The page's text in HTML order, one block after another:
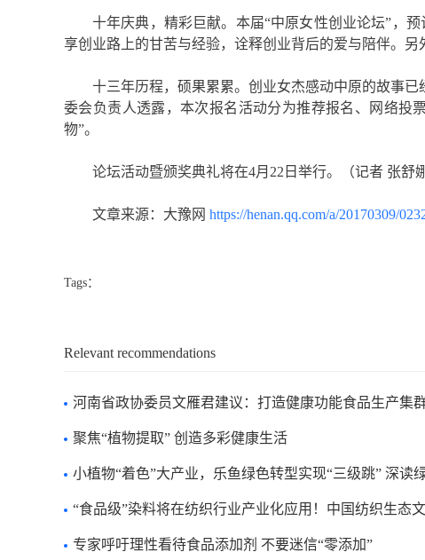
十年庆典，精彩巨献。本届“中原女性创业论坛”，
享创业路上的甘苦与经验，诠释创业背后的爱与陪伴。
十三年历程，硕果累累。创业女杰感动中原的故事
委会负责人透露，本次报名活动分为推荐报名、网络投
物”。
论坛活动暨颁奖典礼将在4月22日举行。（记者 张舒娜
文章来源：大豫网 https://henan.qq.com/a/20170309/
Tags：
Relevant recommendations
河南省政协委员文雁君建议：打造健康功能食品生产集
聚焦“植物提取” 创造多彩健康生活
小植物“着色”大产业，乐鱼绿色转型实现“三级跳” 深读
“食品级”染料将在纺织行业产业化应用！中国纺织生态文明万里行第七
专家呼吁理性看待食品添加剂 不要迷信“零添加”